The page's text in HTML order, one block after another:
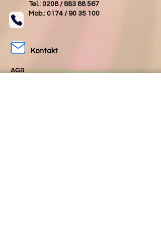
Tel.: 0208 / 883 88 567
Mob.: 0174 / 90 35 100
Kontakt
AGB